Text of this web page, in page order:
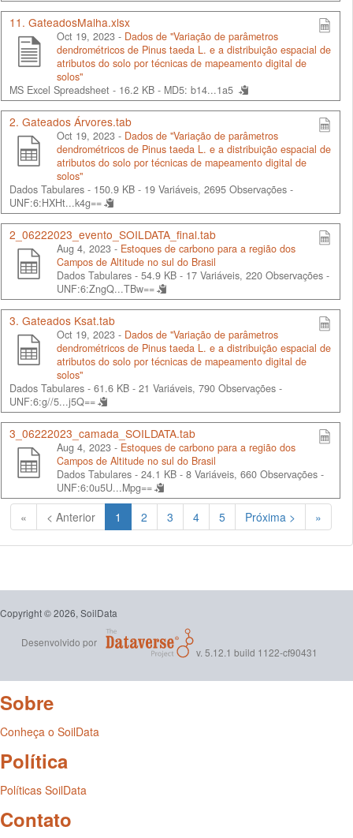
11. GateadosMalha.xlsx
Oct 19, 2023 - Dados de "Variação de parâmetros
dendrométricos de Pinus taeda L. e a distribuição espacial de
atributos do solo por técnicas de mapeamento digital de
solos"
MS Excel Spreadsheet - 16.2 KB - MD5: b14...1a5
2. Gateados Árvores.tab
Oct 19, 2023 - Dados de "Variação de parâmetros
dendrométricos de Pinus taeda L. e a distribuição espacial de
atributos do solo por técnicas de mapeamento digital de
solos"
Dados Tabulares - 150.9 KB - 19 Variáveis, 2695 Observações -
UNF:6:HXHt...k4g==
2_06222023_evento_SOILDATA_final.tab
Aug 4, 2023 - Estoques de carbono para a região dos
Campos de Altitude no sul do Brasil
Dados Tabulares - 54.9 KB - 17 Variáveis, 220 Observações -
UNF:6:ZngQ...TBw==
3. Gateados Ksat.tab
Oct 19, 2023 - Dados de "Variação de parâmetros
dendrométricos de Pinus taeda L. e a distribuição espacial de
atributos do solo por técnicas de mapeamento digital de
solos"
Dados Tabulares - 61.6 KB - 21 Variáveis, 790 Observações -
UNF:6:g//5...j5Q==
3_06222023_camada_SOILDATA.tab
Aug 4, 2023 - Estoques de carbono para a região dos
Campos de Altitude no sul do Brasil
Dados Tabulares - 24.1 KB - 8 Variáveis, 660 Observações -
UNF:6:0u5U...Mpg==
« < Anterior 1 (Atual)
2 3 4 5 Próxima > »
Copyright © 2026, SoilData
Desenvolvido por
v. 5.12.1 build 1122-cf90431
Sobre
Conheça o SoilData
Política
Políticas SoilData
Contato